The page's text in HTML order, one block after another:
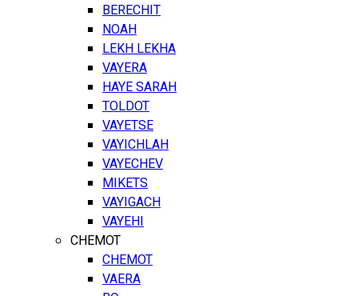
BERECHIT
NOAH
LEKH LEKHA
VAYERA
HAYE SARAH
TOLDOT
VAYETSE
VAYICHLAH
VAYECHEV
MIKETS
VAYIGACH
VAYEHI
CHEMOT
CHEMOT
VAERA